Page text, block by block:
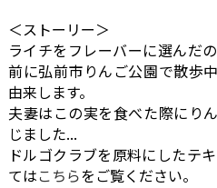
＜ストーリー＞
ライチをフレーバーに選んだ
前に弘前市りんご公園で散歩
由来します。
夫妻はこの実を食べた際にり
じました...
ドルゴクラブを原料にしたテ
てはこちらをご覧ください。